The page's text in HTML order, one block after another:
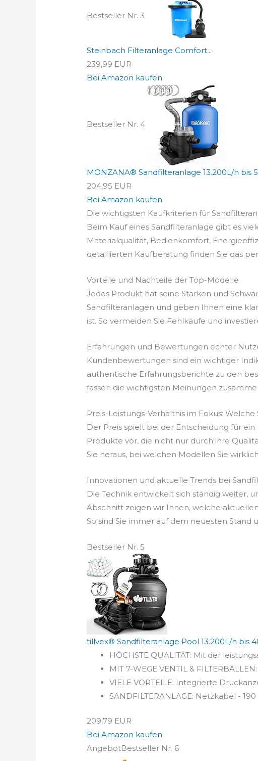
Bestseller Nr. 3
Steinbach Filteranlage Comfort...
239,99 EUR
Bei Amazon kaufen
Bestseller Nr. 4
MONZANA® Sandfilteranlage 13.200L/h bis
204,95 EUR
Bei Amazon kaufen
Die wichtigsten Kaufkriterien für
Beim Kauf eines Sandfilteranlage gibt es
Materialqualität, Bedienkomfort,
detaillierten Kaufberatung finden Sie das
Vorteile und Nachteile der Top-Modelle
Jedes Produkt hat seine Stärken und
Sandfilteranlagen und geben Ihnen eine
ist. So vermeiden Sie Fehlkäufe und
Erfahrungen und Bewertungen echter
Kundenbewertungen sind ein wichtiger
authentische Erfahrungsberichte zu den
fassen die wichtigsten Meinungen
Preis-Leistungs-Verhältnis im Fokus:
Der Preis spielt bei der Entscheidung für
Produkte vor, die nicht nur durch ihre
Sie heraus, bei welchen Modellen Sie
Innovationen und aktuelle Trends bei
Die Technik entwickelt sich ständig weiter,
Abschnitt zeigen wir Ihnen, welche
So sind Sie immer auf dem neuesten
Bestseller Nr. 5
tillvex® Sandfilteranlage Pool 13.200L/h bis
HÖCHSTE QUALITÄT: Mit der
MIT 7-WEGE VENTIL &
VIELE VORTEILE: Integrierte
SANDFILTERANLAGE: Netzkabel -
209,79 EUR
Bei Amazon kaufen
AngebotBestseller Nr. 6